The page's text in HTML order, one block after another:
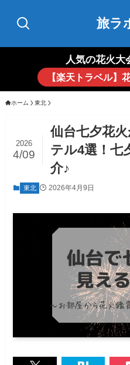
旅ラ
人気の花火大
【楽天トラベル】
ホーム 東北
仙台七夕花
テル4選！七
介♪
2026
4/09
東北 2026年4月9日